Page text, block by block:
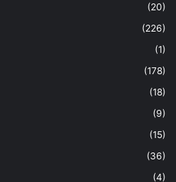
(20)
(226)
(1)
(178)
(18)
(9)
(15)
(36)
(4)